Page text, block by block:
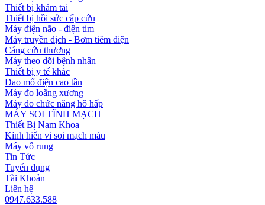
Thiết bị khám tai
Thiết bị hồi sức cấp cứu
Máy điện não - điện tim
Máy truyền dịch - Bơm tiêm điện
Cáng cứu thương
Máy theo dõi bệnh nhân
Thiết bị y tế khác
Dao mổ điện cao tần
Máy đo loãng xương
Máy đo chức năng hô hấp
MÁY SOI TĨNH MẠCH
Thiết Bị Nam Khoa
Kính hiển vi soi mạch máu
Máy vỗ rung
Tin Tức
Tuyển dụng
Tài Khoản
Liên hệ
0947.633.588